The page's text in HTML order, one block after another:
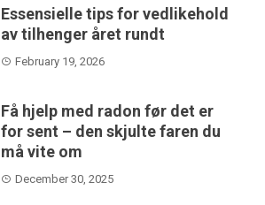
Essensielle tips for vedlikehold
av tilhenger året rundt
February 19, 2026
Få hjelp med radon før det er
for sent – den skjulte faren du
må vite om
December 30, 2025